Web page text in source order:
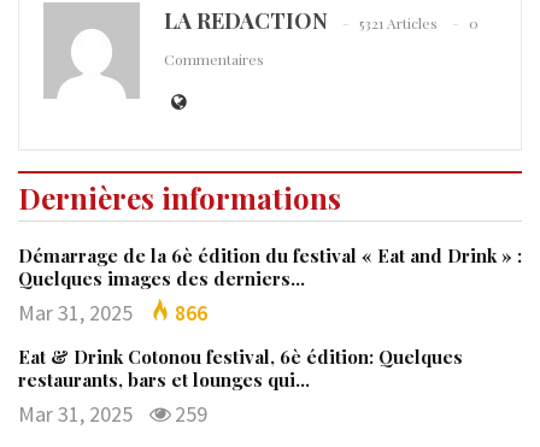
LA REDACTION 5321 Articles
0
Commentaires
Dernières informations
Démarrage de la 6è édition du festival « Eat and Drink » :
Quelques images des derniers…
Mar 31, 2025 866
Eat & Drink Cotonou festival, 6è édition: Quelques
restaurants, bars et lounges qui…
Mar 31, 2025 259